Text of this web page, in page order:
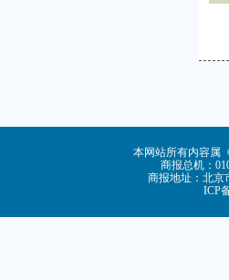
本网站所有内容属
商报总机：
商报地址：北京
ICP